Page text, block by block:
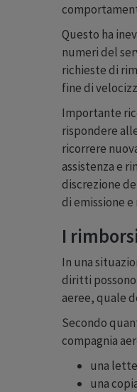
Questo ha
numeri del
richieste di
fine di
Importante
rispondere
ricorrere
assistenza e
discrezione
di emissione
I
In una
diritti
aeree, quale
Secondo
compagnia
una
una